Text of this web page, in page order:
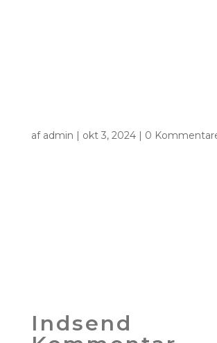
af admin | okt 3, 2024| 0
Indsend